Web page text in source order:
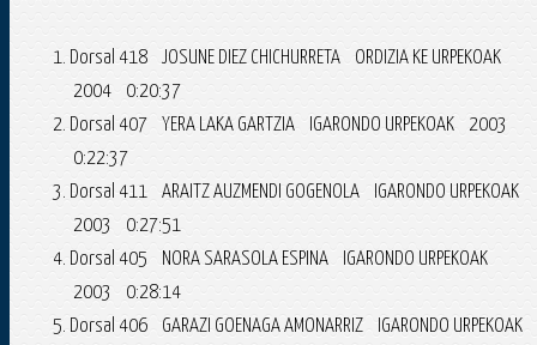
Dorsal 418 JOSUNE DIEZ CHICHURRETA ORDIZIA KE URPEKOAK
2004 0:20:37
Dorsal 407 YERA LAKA GARTZIA IGARONDO URPEKOAK 2003
0:22:37
Dorsal 411 ARAITZ AUZMENDI GOGENOLA IGARONDO URPEKOAK
2003 0:27:51
Dorsal 405 NORA SARASOLA ESPINA IGARONDO URPEKOAK
2003 0:28:14
Dorsal 406 GARAZI GOENAGA AMONARRIZ IGARONDO URPEKOAK